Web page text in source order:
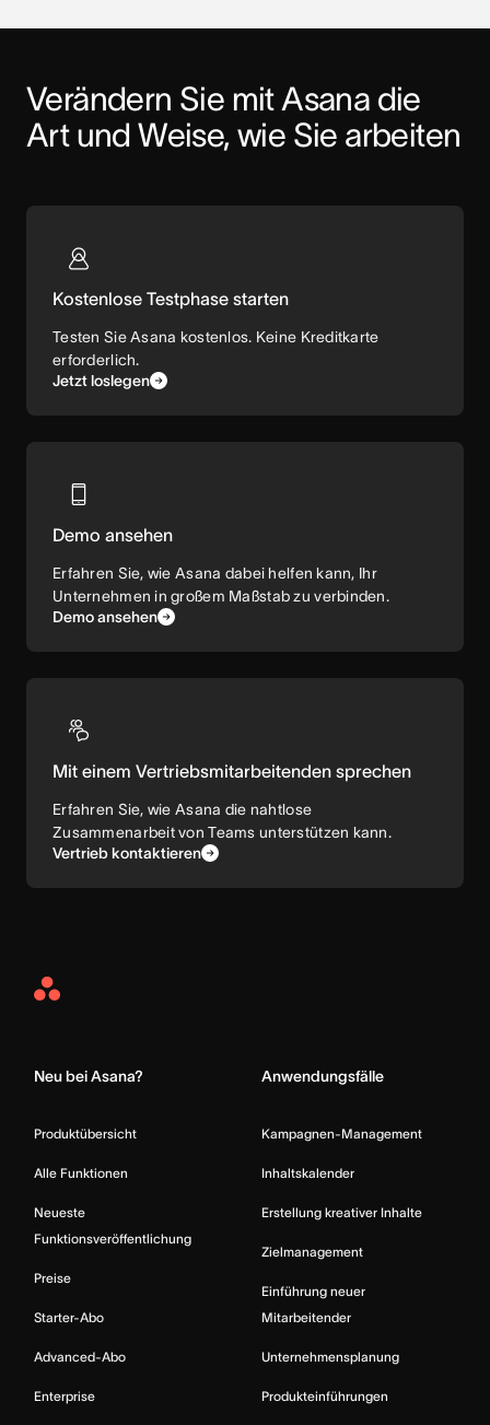
Verändern Sie mit Asana die
Art und Weise, wie Sie arbeiten
Kostenlose Testphase starten
Testen Sie Asana kostenlos. Keine Kreditkarte
erforderlich.
Jetzt loslegen
Demo ansehen
Erfahren Sie, wie Asana dabei helfen kann, Ihr
Unternehmen in großem Maßstab zu verbinden.
Demo ansehen
Mit einem Vertriebsmitarbeitenden sprechen
Erfahren Sie, wie Asana die nahtlose
Zusammenarbeit von Teams unterstützen kann.
Vertrieb kontaktieren
Asana
Neu bei Asana?
Produktübersicht
Alle Funktionen
Neueste
Funktionsveröffentlichung
Preise
Starter-Abo
Advanced-Abo
Enterprise
Anwendungsfälle
Kampagnen-Management
Inhaltskalender
Erstellung kreativer Inhalte
Zielmanagement
Einführung neuer
Mitarbeitender
Unternehmensplanung
Produkteinführungen